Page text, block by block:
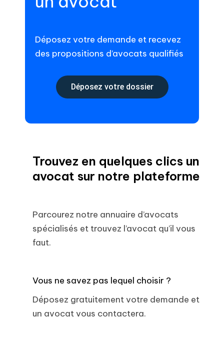
Déposez votre demande et recevez
des propositions d’avocats qualifiés
Déposez votre dossier
Trouvez en quelques clics un
avocat sur notre plateforme
Parcourez notre annuaire d’avocats
spécialisés et trouvez l’avocat qu’il vous
faut.
Vous ne savez pas lequel choisir ?
Déposez gratuitement votre demande et
un avocat vous contactera.